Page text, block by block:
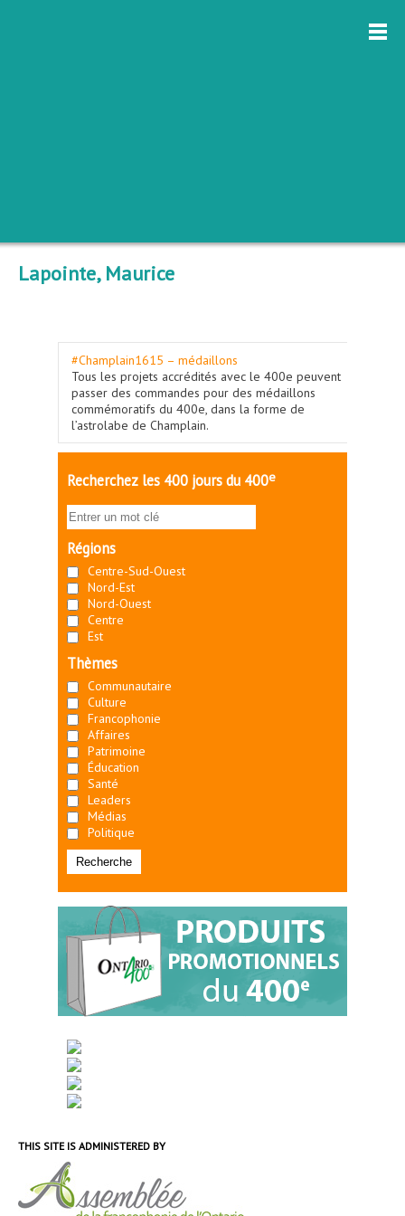
Lapointe, Maurice
#Champlain1615 – médaillons
Tous les projets accrédités avec le 400e peuvent
passer des commandes pour des médaillons
commémoratifs du 400e, dans la forme de
l’astrolabe de Champlain.
Recherchez les 400 jours du 400e
Régions
Centre-Sud-Ouest
Nord-Est
Nord-Ouest
Centre
Est
Thèmes
Communautaire
Culture
Francophonie
Affaires
Patrimoine
Éducation
Santé
Leaders
Médias
Politique
THIS SITE IS ADMINISTERED BY